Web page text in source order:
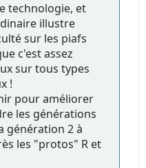
technologie, et
illustre
sur les piafs
c'est assez
sur tous types
!
pour améliorer
les générations
génération 2 à
les "protos" R et